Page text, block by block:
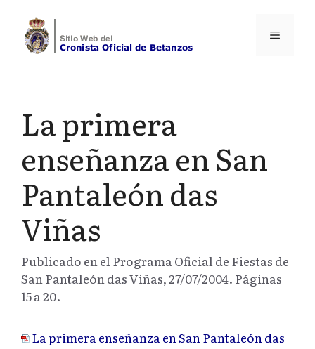
contenido
Menú
La primera
enseñanza en San
Pantaleón das
Viñas
Publicado en el Programa Oficial de Fiestas de
San Pantaleón das Viñas, 27/07/2004. Páginas
15 a 20.
La primera enseñanza en San Pantaleón das